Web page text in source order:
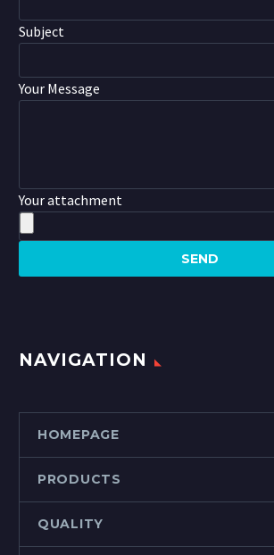
Subject
Your Message
Your attachment
NAVIGATION
HOMEPAGE
PRODUCTS
QUALITY